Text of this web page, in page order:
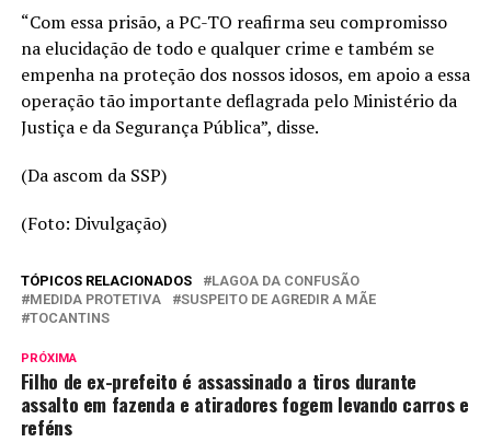
“Com essa prisão, a PC-TO reafirma seu compromisso
na elucidação de todo e qualquer crime e também se
empenha na proteção dos nossos idosos, em apoio a essa
operação tão importante deflagrada pelo Ministério da
Justiça e da Segurança Pública”, disse.
(Da ascom da SSP)
(Foto: Divulgação)
TÓPICOS RELACIONADOS
LAGOA DA CONFUSÃO
MEDIDA PROTETIVA
SUSPEITO DE AGREDIR A MÃE
TOCANTINS
PRÓXIMA
Filho de ex-prefeito é assassinado a tiros durante
assalto em fazenda e atiradores fogem levando carros e
reféns